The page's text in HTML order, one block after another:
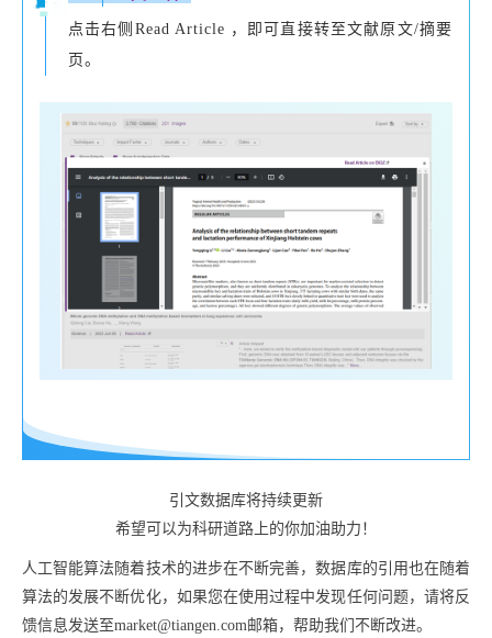
点击右侧Read Article ，即可直接转至文献原文/摘要
页。
引文数据库将持续更新
希望可以为科研道路上的你加油助力！
人工智能算法随着技术的进步在不断完善，数据库的引用也在随着
算法的发展不断优化，如果您在使用过程中发现任何问题，请将反
馈信息发送至market@tiangen.com邮箱，帮助我们不断改进。